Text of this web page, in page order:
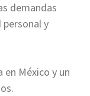
demandas
y
en México y un